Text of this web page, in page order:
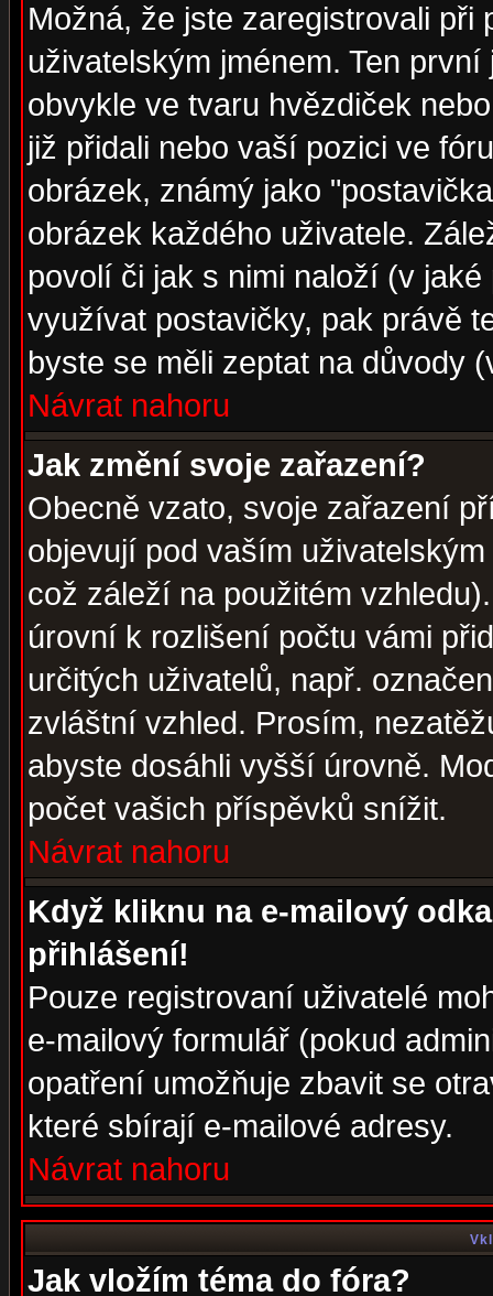
Možná, že jste zaregistrovali
uživatelským jménem. Ten
obvykle ve tvaru hvězdiček
již přidali nebo vaší pozici ve
obrázek, známý jako
obrázek každého uživatele.
povolí či jak s nimi naloží (v
využívat postavičky, pak právě
byste se měli zeptat na důvody
Návrat nahoru
Jak změní svoje zařazení?
Obecně vzato, svoje zařazení
objevují pod vaším
což záleží na použitém
úrovní k rozlišení počtu vámi
určitých uživatelů, např.
zvláštní vzhled. Prosím,
abyste dosáhli vyšší úrovně.
počet vašich příspěvků snížit.
Návrat nahoru
Když kliknu na e-mailový
přihlášení!
Pouze registrovaní uživatelé
e-mailový formulář (pokud
opatření umožňuje zbavit se
které sbírají e-mailové adresy.
Návrat nahoru
Jak vložím téma do fóra?